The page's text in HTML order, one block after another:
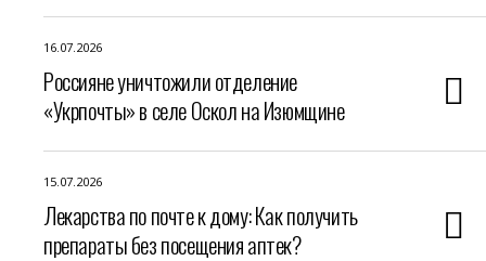
16.07.2026
Россияне уничтожили отделение
«Укрпочты» в селе Оскол на Изюмщине
15.07.2026
Лекарства по почте к дому: Как получить
препараты без посещения аптек?